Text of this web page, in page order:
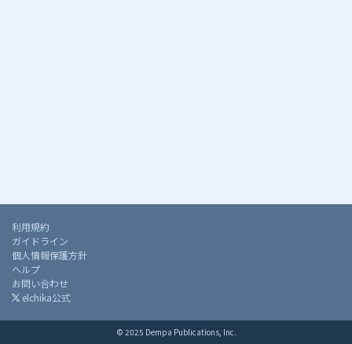
利用規約
ガイドライン
個人情報保護方針
ヘルプ
お問い合わせ
elchika公式
© 2025 Dempa Publications, Inc.